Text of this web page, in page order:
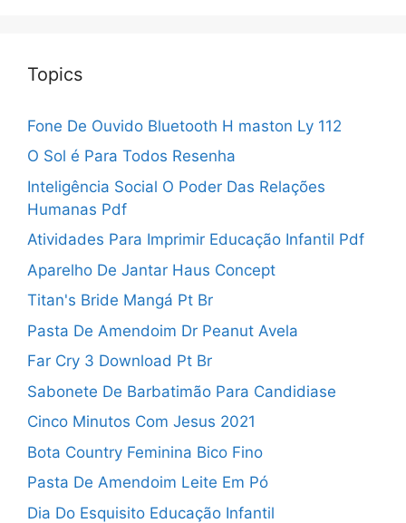
Topics
Fone De Ouvido Bluetooth H maston Ly 112
O Sol é Para Todos Resenha
Inteligência Social O Poder Das Relações
Humanas Pdf
Atividades Para Imprimir Educação Infantil Pdf
Aparelho De Jantar Haus Concept
Titan's Bride Mangá Pt Br
Pasta De Amendoim Dr Peanut Avela
Far Cry 3 Download Pt Br
Sabonete De Barbatimão Para Candidiase
Cinco Minutos Com Jesus 2021
Bota Country Feminina Bico Fino
Pasta De Amendoim Leite Em Pó
Dia Do Esquisito Educação Infantil